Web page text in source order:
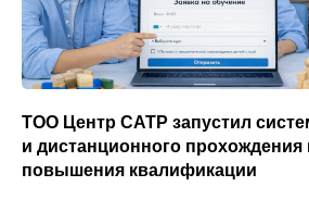
ТОО Центр САТР запустил
и дистанционного прохождения
повышения квалификации